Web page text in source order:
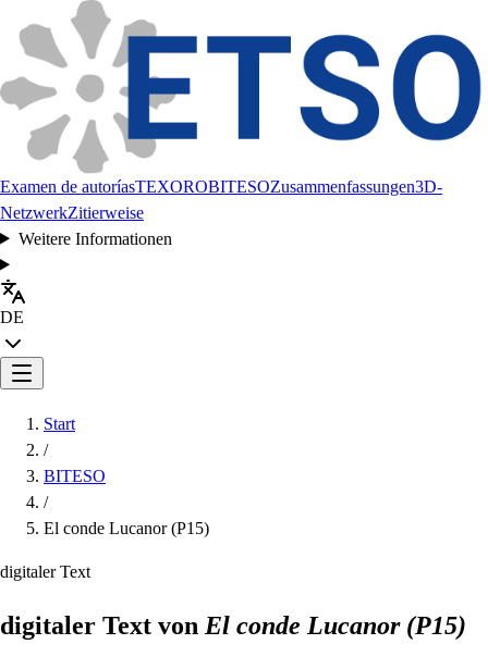
Examen de autoríasTEXOROBITESOZusammenfassungen3D-
NetzwerkZitierweise
Weitere Informationen
DE
Start
/
BITESO
/
El conde Lucanor (P15)
digitaler Text
digitaler Text von El conde Lucanor (P15)